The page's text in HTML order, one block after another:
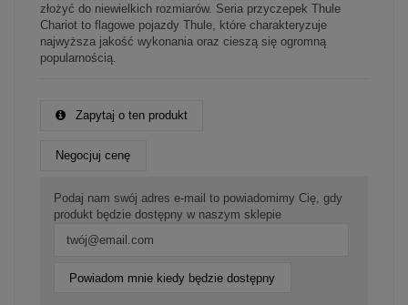
złożyć do niewielkich rozmiarów. Seria przyczepek Thule
Chariot to flagowe pojazdy Thule, które charakteryzuje
najwyższa jakość wykonania oraz cieszą się ogromną
popularnością.
Zapytaj o ten produkt
Negocjuj cenę
Podaj nam swój adres e-mail to powiadomimy Cię, gdy
produkt będzie dostępny w naszym sklepie
Powiadom mnie kiedy będzie dostępny